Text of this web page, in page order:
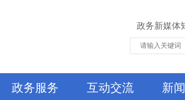
政务新媒体
政务服务 互动交流 新